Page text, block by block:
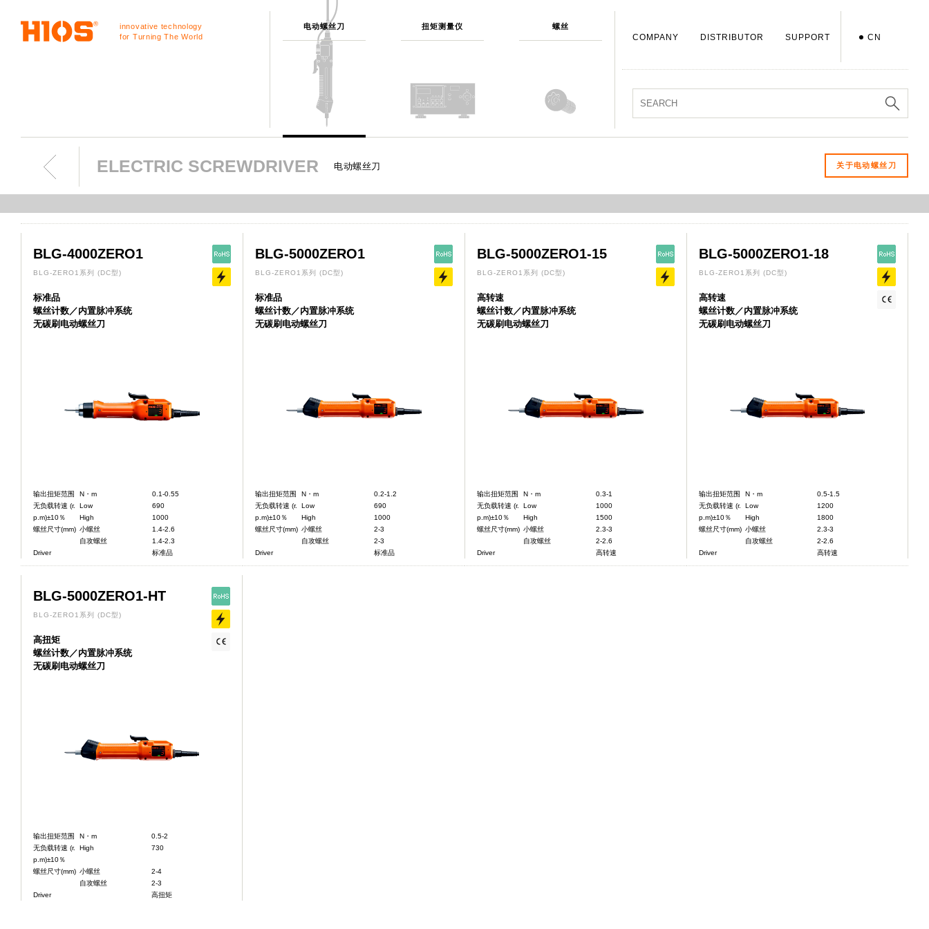
innovative technology
for Turning The World
电动螺丝刀 扭矩测量仪 螺丝
COMPANY DISTRIBUTOR SUPPORT CN
ELECTRIC SCREWDRIVER 电动螺丝刀 关于电动螺丝刀
BLG-4000ZERO1
BLG-ZERO1系列 (DC型)
标准品
螺丝计数／内置脉冲系统
无碳刷电动螺丝刀
输出扭矩范围
N・m
无负载转速 (r.
p.m)±10％
Low
High
螺丝尺寸(mm) 小螺丝
自攻螺丝
Driver
0.1-0.55
690
1000
1.4-2.6
1.4-2.3
标准品
BLG-5000ZERO1
BLG-ZERO1系列 (DC型)
标准品
螺丝计数／内置脉冲系统
无碳刷电动螺丝刀
输出扭矩范围
N・m
无负载转速 (r.
p.m)±10％
Low
High
螺丝尺寸(mm) 小螺丝
自攻螺丝
Driver
0.2-1.2
690
1000
2-3
2-3
标准品
BLG-5000ZERO1-15
BLG-ZERO1系列 (DC型)
高转速
螺丝计数／内置脉冲系统
无碳刷电动螺丝刀
输出扭矩范围
N・m
无负载转速 (r.
p.m)±10％
Low
High
螺丝尺寸(mm) 小螺丝
自攻螺丝
Driver
0.3-1
1000
1500
2.3-3
2-2.6
高转速
BLG-5000ZERO1-18
BLG-ZERO1系列 (DC型)
高转速
螺丝计数／内置脉冲系统
无碳刷电动螺丝刀
输出扭矩范围
N・m
无负载转速 (r.
p.m)±10％
Low
High
螺丝尺寸(mm) 小螺丝
自攻螺丝
Driver
0.5-1.5
1200
1800
2.3-3
2-2.6
高转速
BLG-5000ZERO1-HT
BLG-ZERO1系列 (DC型)
高扭矩
螺丝计数／内置脉冲系统
无碳刷电动螺丝刀
输出扭矩范围
N・m
无负载转速 (r.
p.m)±10％
High
螺丝尺寸(mm) 小螺丝
自攻螺丝
Driver
0.5-2
730
2-4
2-3
高扭矩